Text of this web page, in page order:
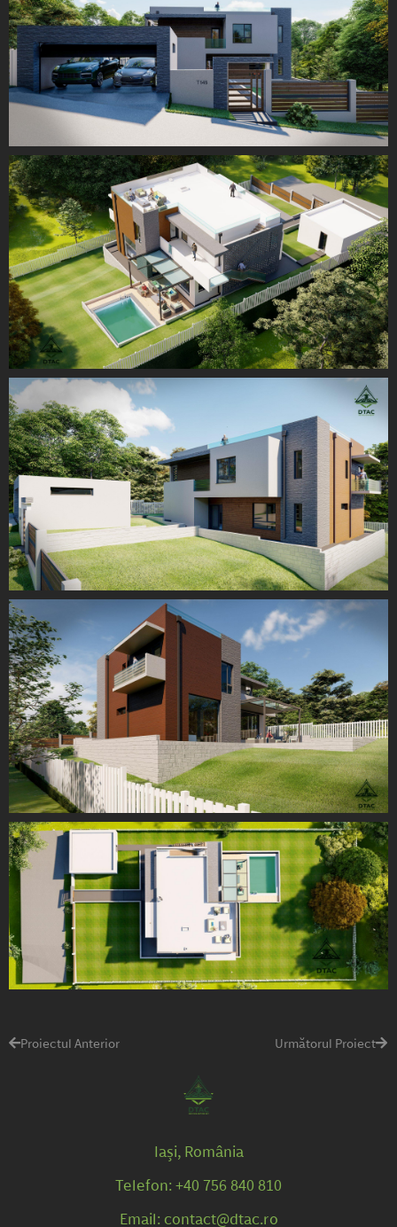
Proiectul Anterior Următorul Proiect
Iași, România
Telefon: +40 756 840 810
Email: contact@dtac.ro